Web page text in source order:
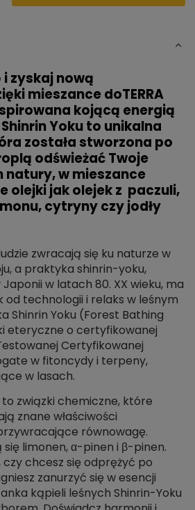
i zyskaj nową
mieszance doTERRA
kojącą energią
Yoku to unikalna
została stworzona po
odświeżać Twoje
natury, w mieszance
olejki jak olejek z paczuli,
cytryny czy jodły
zwracają się ku naturze w
a praktyka shinrin-yoku,
w latach 80. XX wieku, ma
od technologii i relaks w leśnym
Shinrin Yoku (Forest Bathing
eteryczne o certyfikowanej
Certyfikowanej
w fitoncydy i terpeny,
w lasach.
związki chemiczne, które
znane właściwości
równowagę.
się limonen, α-pinen i β-pinen.
czy chcesz się odprężyć po
zanurzyć się w esencji
kąpieli leśnych Shinrin-Yoku